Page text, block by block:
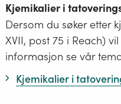
Kjemikalier i
Dersom du søker etter
XVII, post 75 i Reach)
informasjon se vår
Kjemikalier i